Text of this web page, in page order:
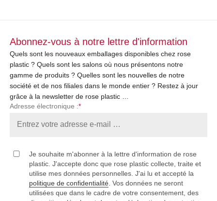
Abonnez-vous à notre lettre d'information
Quels sont les nouveaux emballages disponibles chez rose
plastic ? Quels sont les salons où nous présentons notre
gamme de produits ? Quelles sont les nouvelles de notre
société et de nos filiales dans le monde entier ? Restez à jour
grâce à la newsletter de rose plastic …
Adresse électronique :*
Je souhaite m'abonner à la lettre d'information de rose
plastic. J'accepte donc que rose plastic collecte, traite et
utilise mes données personnelles. J'ai lu et accepté la
politique de confidentialité . Vos données ne seront
utilisées que dans le cadre de votre consentement, des